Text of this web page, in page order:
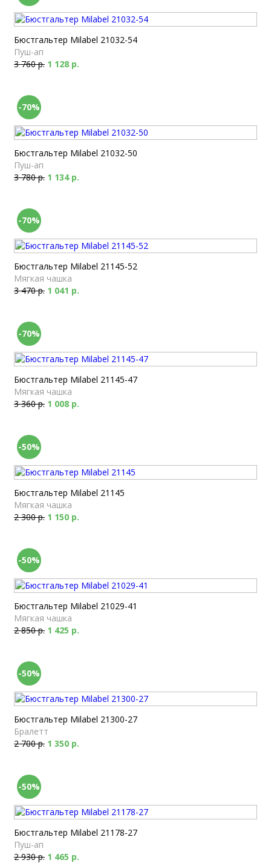
Бюстгальтер Milabel 21032-54
Пуш-ап
3 760 р. 1 128 р.
-70%
Бюстгальтер Milabel 21032-50
Пуш-ап
3 780 р. 1 134 р.
-70%
Бюстгальтер Milabel 21145-52
Мягкая чашка
3 470 р. 1 041 р.
-70%
Бюстгальтер Milabel 21145-47
Мягкая чашка
3 360 р. 1 008 р.
-50%
Бюстгальтер Milabel 21145
Мягкая чашка
2 300 р. 1 150 р.
-50%
Бюстгальтер Milabel 21029-41
Мягкая чашка
2 850 р. 1 425 р.
-50%
Бюстгальтер Milabel 21300-27
Бралетт
2 700 р. 1 350 р.
-50%
Бюстгальтер Milabel 21178-27
Пуш-ап
2 930 р. 1 465 р.